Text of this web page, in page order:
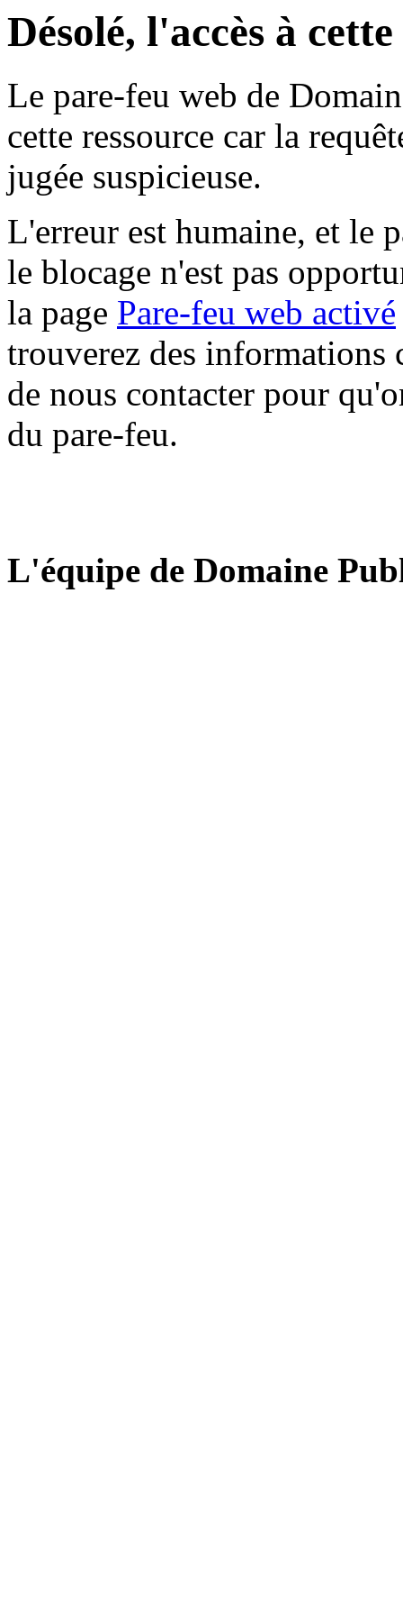
Désolé, l'accès à
Le pare-feu web de
cette ressource car la
jugée suspicieuse.
L'erreur est humaine, et le
le blocage n'est pas
la page Pare-feu web activé
trouverez des informations
de nous contacter pour
du pare-feu.
L'équipe de Domaine